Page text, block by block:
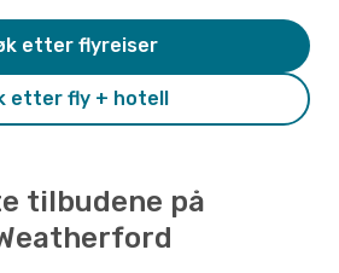
etter fly + hotell
etter flyreiser
tilbudene på